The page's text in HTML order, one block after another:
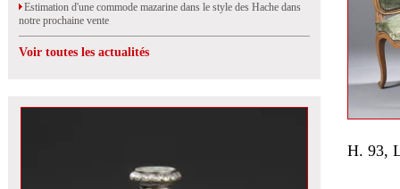
Estimation d'une commode mazarine dans le style des Hache dans
notre prochaine vente
Voir toutes les actualités
H. 93,